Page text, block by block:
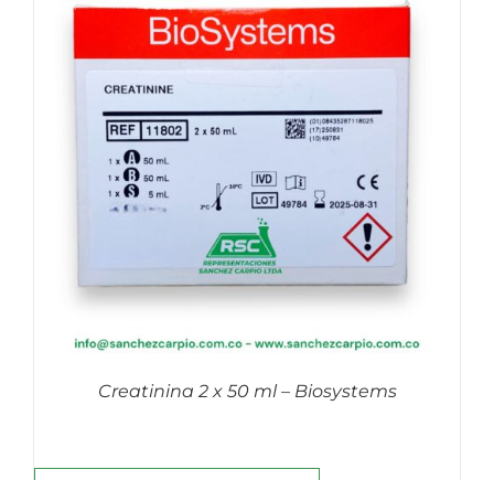
Creatinina 2 x 50 ml – Biosystems